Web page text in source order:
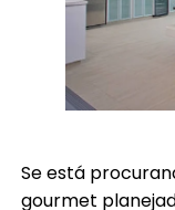
Se está
gourmet